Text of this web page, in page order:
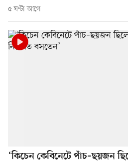
৫ ঘণ্টা আগে
‘কিচেন কেবিনেটে পাঁচ–ছয়জন